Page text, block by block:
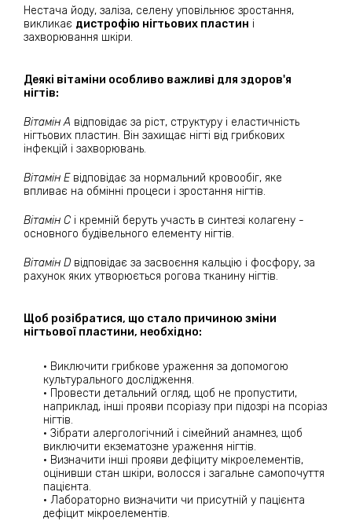
Нестача йоду, заліза, селену уповільнює зростання,
викликає дистрофію нігтьових пластин і
захворювання шкіри.
Деякі вітаміни особливо важливі для здоров'я
нігтів:
Вітамін А відповідає за ріст, структуру і еластичність
нігтьових пластин. Він захищає нігті від грибкових
інфекцій і захворювань.
Вітамін Е відповідає за нормальний кровообіг, яке
впливає на обмінні процеси і зростання нігтів.
Вітамін С і кремній беруть участь в синтезі колагену -
основного будівельного елементу нігтів.
Вітамін D відповідає за засвоєння кальцію і фосфору, за
рахунок яких утворюється рогова тканину нігтів.
Щоб розібратися, що стало причиною зміни
нігтьової пластини, необхідно:
· Виключити грибкове ураження за допомогою
культурального дослідження.
· Провести детальний огляд, щоб не пропустити,
наприклад, інші прояви псоріазу при підозрі на псоріаз
нігтів.
· Зібрати алергологічний і сімейний анамнез, щоб
виключити екзематозне ураження нігтів.
· Визначити інші прояви дефіциту мікроелементів,
оцінивши стан шкіри, волосся і загальне самопочуття
пацієнта.
· Лабораторно визначити чи присутній у пацієнта
дефіцит мікроелементів.